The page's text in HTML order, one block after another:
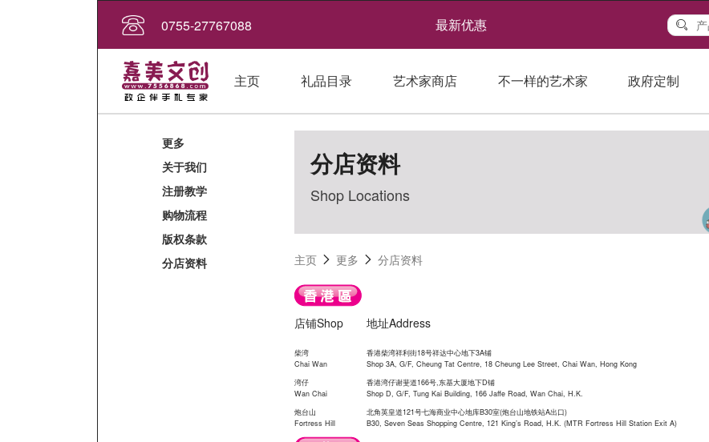
0755-27767088 最新优惠
主页 礼品目录 艺术家商店 不一样的艺术家 政府定制
更多
关于我们
注册教学
购物流程
版权条款
分店资料
分店资料
Shop Locations
主页 更多 分店资料
店铺Shop 地址Address
柴湾
Chai Wan
香港柴湾祥利街18号祥达中心地下3A铺
Shop 3A, G/F, Cheung Tat Centre, 18 Cheung Lee Street, Chai Wan, Hong Kong
湾仔
Wan Chai
香港湾仔谢斐道166号,东基大厦地下D铺
Shop D, G/F, Tung Kai Building, 166 Jaffe Road, Wan Chai, H.K.
炮台山
Fortress Hill
北角英皇道121号七海商业中心地库B30室(炮台山地铁站A出口)
B30, Seven Seas Shopping Centre, 121 King’s Road, H.K. (MTR Fortress Hill Station Exit A)